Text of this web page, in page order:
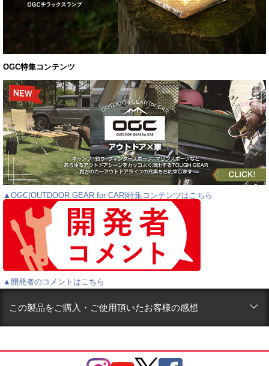
OGC特集コンテンツ
▲OGC(OUTDOOR GEAR for CAR)特集コンテンツはこちら
▲開発者のコメントはこちら
この製品をご購入・ご使用頂いたお客様の感想